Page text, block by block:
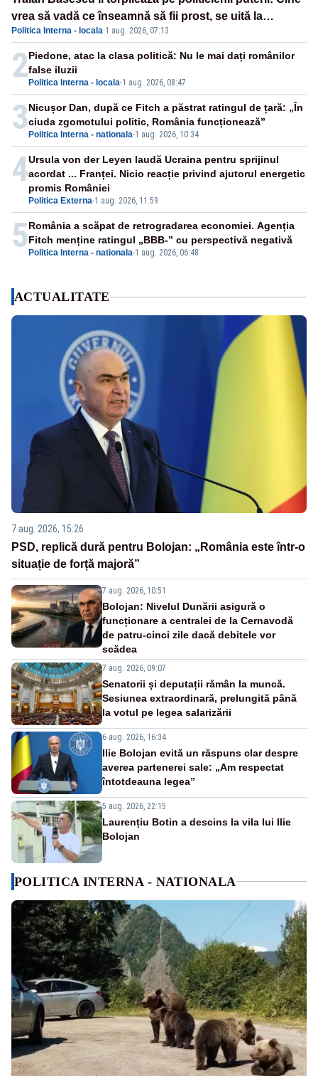
vrea să vadă ce înseamnă să fii prost, se uită la
România
Politica Interna - locala·1 aug. 2026, 07:13
2 Politica Interna - locala-1 aug. 2026, 08:47
Piedone, atac la clasa politică: Nu le mai dați românilor
false iluzii
3 Politica Interna - nationala-1 aug. 2026, 10:34
Nicușor Dan, după ce Fitch a păstrat ratingul de țară: „În
ciuda zgomotului politic, România funcționează”
4
Politica Externa-1 aug. 2026, 11:59
Ursula von der Leyen laudă Ucraina pentru sprijinul
acordat ... Franței. Nicio reacție privind ajutorul energetic
promis României
5 Politica Interna - nationala-1 aug. 2026, 06:48
România a scăpat de retrogradarea economiei. Agenția
Fitch menține ratingul „BBB-” cu perspectivă negativă
ACTUALITATE
7 aug. 2026, 15:26
PSD, replică dură pentru Bolojan: „România este într-o
situație de forță majoră”
7 aug. 2026, 10:51
Bolojan: Nivelul Dunării asigură o
funcționare a centralei de la Cernavodă
de patru-cinci zile dacă debitele vor
scădea
7 aug. 2026, 09:07
Senatorii și deputații rămân la muncă.
Sesiunea extraordinară, prelungită până
la votul pe legea salarizării
6 aug. 2026, 16:34
Ilie Bolojan evită un răspuns clar despre
averea partenerei sale: „Am respectat
întotdeauna legea”
5 aug. 2026, 22:15
Laurențiu Botin a descins la vila lui Ilie
Bolojan
POLITICA INTERNA - NATIONALA